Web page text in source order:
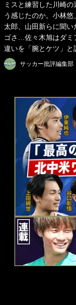
ミスと練習した川崎の
う感じたのか。小林悠
太郎、山田新らに聞い
ゴさ…佐々木旭はダミ
違いを「腕とケツ」と
サッカー批評編集部